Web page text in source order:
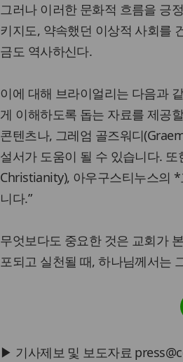
그러나 이러한 문화적 흐름을 긍
키지도, 약속했던 이상적 사회를
금도 역사하신다.
이에 대해 브라이얼리는 다음과
게 이해하도록 돕는 자료를 제공
콘텐츠나, 그레엄 골즈워디
설서가 도움이 될 수 있습니다. 또
Christianity), 아우구스티누스의
니다.”
무엇보다도 중요한 것은 교회가
포되고 실천될 때, 하나님께서는
▶ 기사제보 및 보도자료